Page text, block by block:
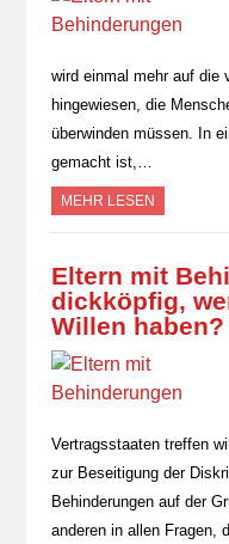
wird einmal mehr auf die
hingewiesen, die
überwinden müssen. In
gemacht ist,…
MEHR LESEN
Eltern mit
dickköpfig,
Willen
Vertragsstaaten treffen
zur Beseitigung der
Behinderungen auf der
anderen in allen Fragen,